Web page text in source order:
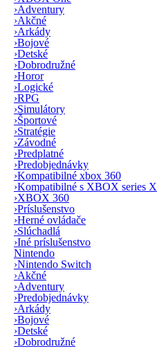
›Adventury
›Akčné
›Arkády
›Bojové
›Detské
›Dobrodružné
›Horor
›Logické
›RPG
›Simulátory
›Športové
›Stratégie
›Závodné
›Predplatné
›Predobjednávky
›Kompatibilné xbox 360
›Kompatibilné s XBOX series X
›XBOX 360
›Príslušenstvo
›Herné ovládače
›Slúchadlá
›Iné príslušenstvo
Nintendo
›Nintendo Switch
›Akčné
›Adventury
›Predobjednávky
›Arkády
›Bojové
›Detské
›Dobrodružné